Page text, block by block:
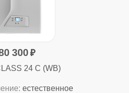
300
24 C (WB)
естественное